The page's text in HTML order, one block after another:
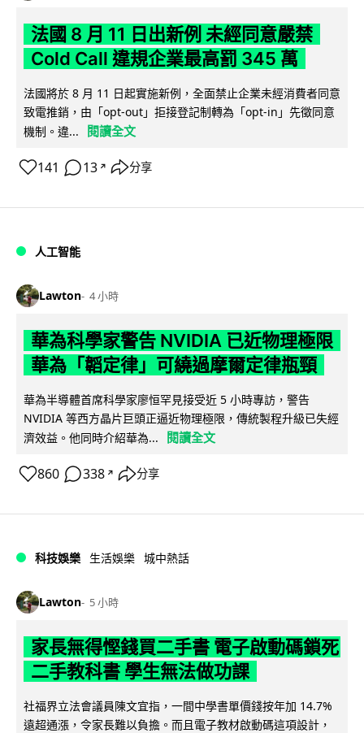
法國 8 月 11 日出新例 未經同意嚴禁
Cold Call 違規企業最高罰 345 萬
法國將於 8 月 11 日起實施新例，全面禁止企業未經消費者同意
致電推銷，由「opt-out」拒接登記制轉為「opt-in」先徵同意
機制。違...
閱讀全文
141 13 ↗ 分享
人工智能
Lawton 4 小時
華為科學家警告 NVIDIA 已近物理極限
華為「韜定律」可繞過摩爾定律瓶頸
華為半導體首席科學家廖恒罕見接受近 5 小時專訪，警告
NVIDIA 等西方晶片巨頭正逼近物理極限，傳統製程升級已失經
濟效益。他同時介紹華為...
閱讀全文
860 338 ↗ 分享
科技娛樂 生活娛樂 城中熱話
Lawton 5 小時
家長無得慳錢買二手書 電子啟動碼鎖死
二手教科書 學生無法做功課
社福界立法會議員陳文宜指，一間中學書單價錢按年加 14.7%
遠超通漲，令家長難以負擔。而且電子教材啟動碼這項設計，